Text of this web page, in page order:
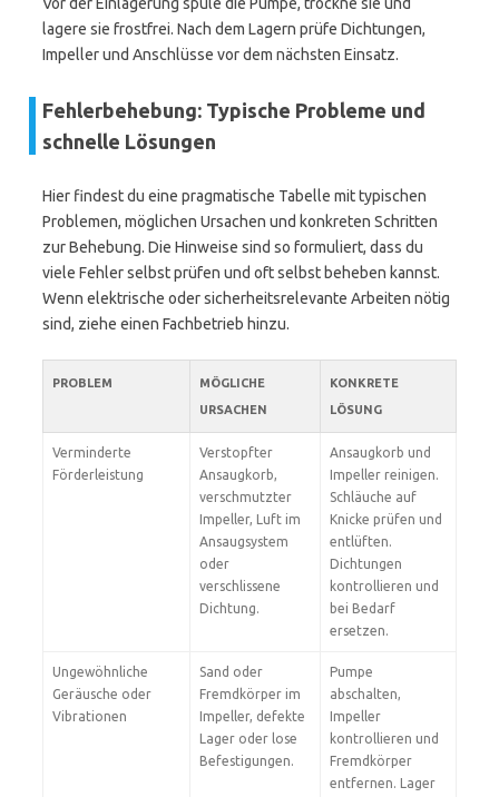
lagere sie frostfrei. Nach dem Lagern prüfe Dichtungen,
Impeller und Anschlüsse vor dem nächsten Einsatz.
Fehlerbehebung: Typische Probleme und
schnelle Lösungen
Hier findest du eine pragmatische Tabelle mit typischen
Problemen, möglichen Ursachen und konkreten Schritten
zur Behebung. Die Hinweise sind so formuliert, dass du
viele Fehler selbst prüfen und oft selbst beheben kannst.
Wenn elektrische oder sicherheitsrelevante Arbeiten nötig
sind, ziehe einen Fachbetrieb hinzu.
PROBLEM
MÖGLICHE
URSACHEN
KONKRETE
LÖSUNG
Verminderte
Förderleistung
Verstopfter
Ansaugkorb,
verschmutzter
Impeller, Luft im
Ansaugsystem
oder
verschlissene
Dichtung.
Ansaugkorb und
Impeller reinigen.
Schläuche auf
Knicke prüfen und
entlüften.
Dichtungen
kontrollieren und
bei Bedarf
ersetzen.
Ungewöhnliche
Geräusche oder
Vibrationen
Sand oder
Fremdkörper im
Impeller, defekte
Lager oder lose
Befestigungen.
Pumpe
abschalten,
Impeller
kontrollieren und
Fremdkörper
entfernen. Lager